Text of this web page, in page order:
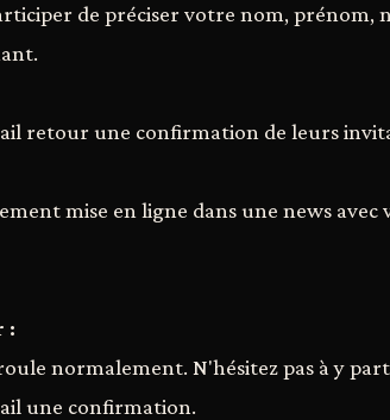
de préciser votre nom, prénom,
retour une confirmation de leurs
mise en ligne dans une news
:
normalement. N'hésitez pas à y
une confirmation.